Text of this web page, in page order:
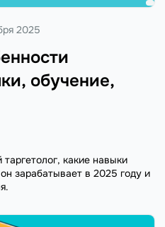
обучение,
2025
какие навыки
зарабатывает в 2025 году и